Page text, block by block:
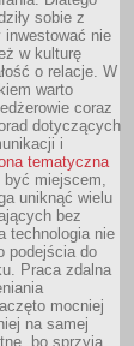
sobie z
inwestować nie
w kulturę
o relacje. W
warto
coraz
dotyczących
i
tematyczna
być miejscem,
uniknąć wielu
bez
technologia nie
podejścia do
Praca zdalna
mocniej
na samej
bo sprzyja